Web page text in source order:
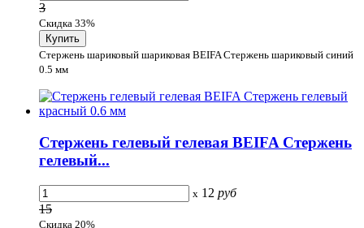
3
Скидка 33%
Стержень шариковый шариковая BEIFA Стержень шариковый синий
0.5 мм
Стержень гелевый гелевая BEIFA Стержень
гелевый...
x 12 руб
15
Скидка 20%